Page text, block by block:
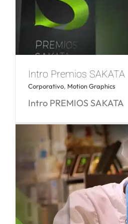
«Making of»
Intro Premios SAKATA
Corporativo, Motion Graphics
Intro PREMIOS SAKATA